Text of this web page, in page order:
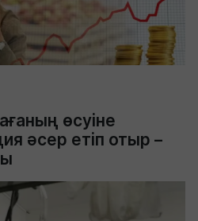
өсуіне
әсер етіп отыр –